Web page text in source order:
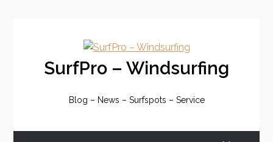
SurfPro – Windsurfing
Blog – News – Surfspots – Service